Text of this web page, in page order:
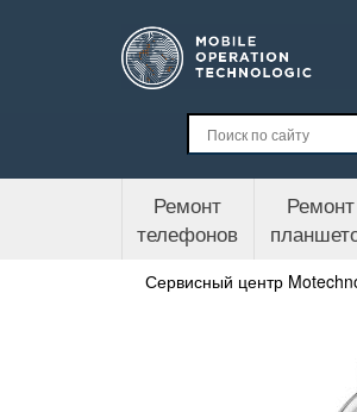
Ремонт
телефонов
Ремонт
Сервисный центр